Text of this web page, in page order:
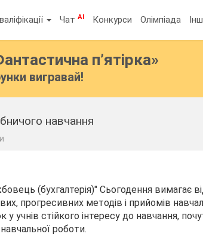
ЧатAI Конкурси Олімпіада
п’ятірка»
вигравай!
навчання
(бухгалтерія)" Сьогодення вимагає
прогресивних методів і прийомів
учнів стійкого інтересу до навчання,
роботи.